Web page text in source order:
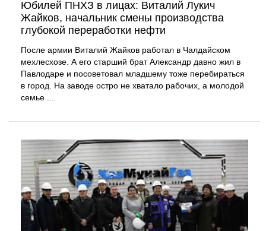
Юбилей ПНХЗ в лицах: Виталий Лукич
Жайков, начальник смены производства
глубокой переработки нефти
После армии Виталий Жайков работал в Чалдайском
мехлесхозе. А его старший брат Александр давно жил в
Павлодаре и посоветовал младшему тоже перебираться
в город. На заводе остро не хватало рабочих, а молодой
семье ...